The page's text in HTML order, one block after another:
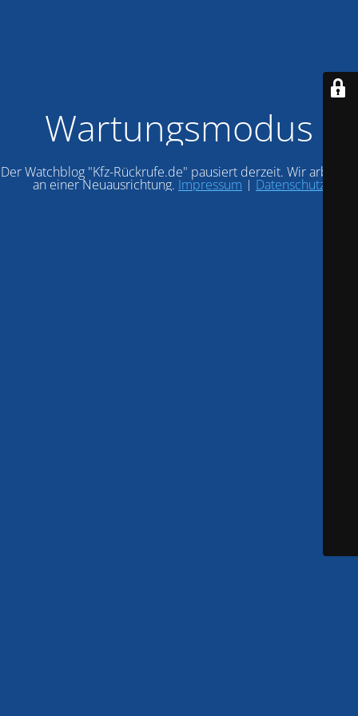
Wartungsmodus
Der Watchblog "Kfz-Rückrufe.de" pausiert derzeit. Wir arbeiten
an einer Neuausrichtung. Impressum | Datenschutz